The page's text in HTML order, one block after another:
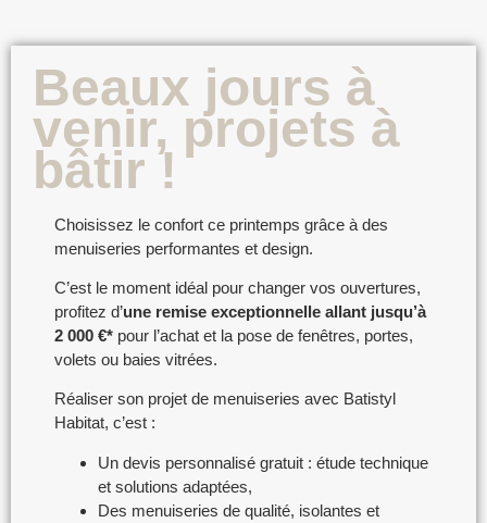
Beaux jours à
venir, projets à
bâtir !
Choisissez le confort ce printemps grâce à des
menuiseries performantes et design.
C’est le moment idéal pour changer vos ouvertures,
profitez d’une remise exceptionnelle allant jusqu’à
2 000 €* pour l’achat et la pose de fenêtres, portes,
volets ou baies vitrées.
Réaliser son projet de menuiseries avec Batistyl
Habitat, c’est :
Un devis personnalisé gratuit : étude technique
et solutions adaptées,
Des menuiseries de qualité, isolantes et